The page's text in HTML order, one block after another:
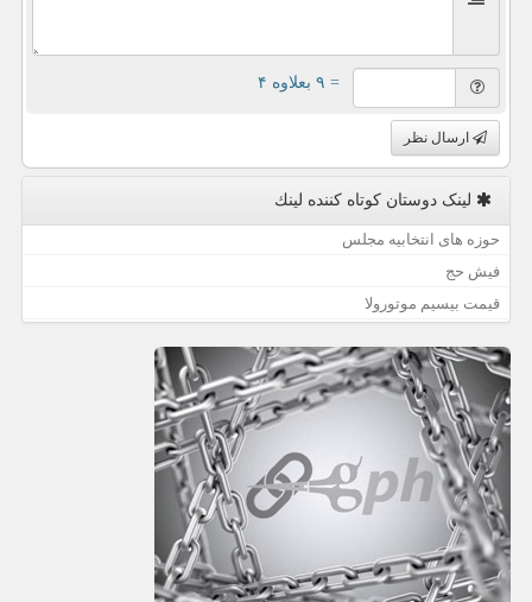
= ۹ بعلاوه ۴
ارسال نظر
لینک دوستان كوتاه كننده لینك
حوزه های انتخابیه مجلس
فیش حج
قیمت بیسیم موتورولا